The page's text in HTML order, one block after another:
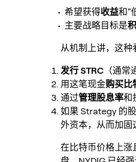
希望获得收益和“
主要战略目标是
从机制上讲，这种
发行 STRC （通
用这笔现金购买比
通过管理股息率和
如果 Strategy 的
外资本，从而加固
在比特币价格上涨